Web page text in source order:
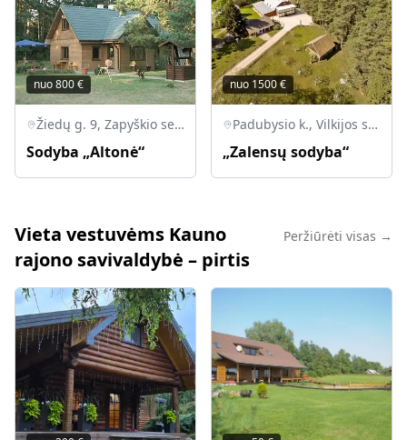
nuo800€
Žiedų g. 9, Zapyškio sen., Altoniškiai, Kauno r.
Sodyba „Altonė“
nuo 1500€
Padubysio k., Vilkijos sen., LT-54205 Kauno r.
„Zalensų sodyba“
Vieta vestuvėms Kauno
rajono savivaldybė – pirtis
Peržiūrėti visas →